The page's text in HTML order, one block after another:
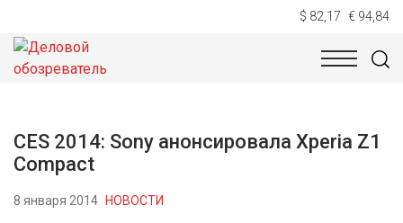
$ 82,17 € 94,84
НОВОСТИ
CES 2014: Sony анонсировала Xperia Z1
Compact
8 января 2014 НОВОСТИ